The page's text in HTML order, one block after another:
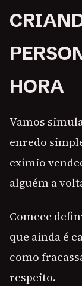
HORA
Vamos
enredo
exímio
alguém a
Comece
que ainda é
como
respeito.